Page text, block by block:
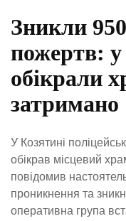
Зникли
пожертв: у
обікрали
затримано
У Козятині
обікрав місцевий
повідомив
проникнення та
оперативна група